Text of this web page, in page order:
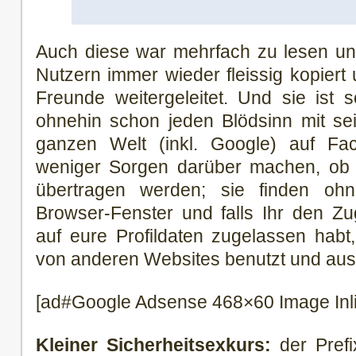
Auch diese war mehrfach zu lesen
Nutzern immer wieder fleissig
Freunde weitergeleitet. Und sie ist
ohnehin schon jeden Blödsinn mit
ganzen Welt (inkl. Google) auf
weniger Sorgen darüber machen,
übertragen werden; sie finden
Browser-Fenster und falls Ihr den
auf eure Profildaten zugelassen
von anderen Websites benutzt und
[ad#Google Adsense 468×60 Image
Kleiner Sicherheitsexkurs: der